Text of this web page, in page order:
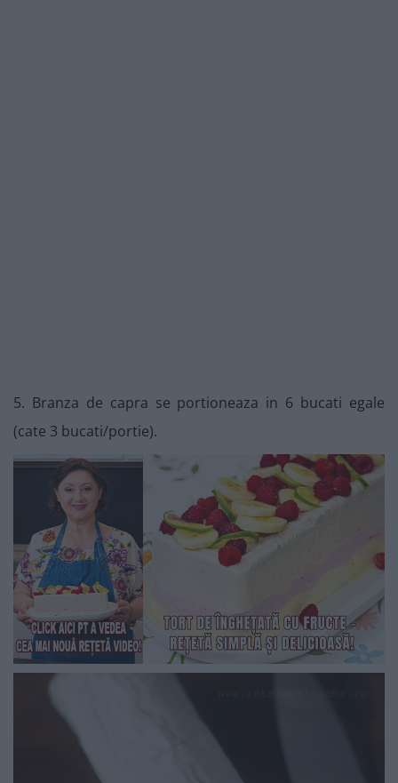
5. Branza de capra se portioneaza in 6 bucati egale
(cate 3 bucati/portie).